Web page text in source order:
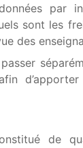
par
sont les
des
de